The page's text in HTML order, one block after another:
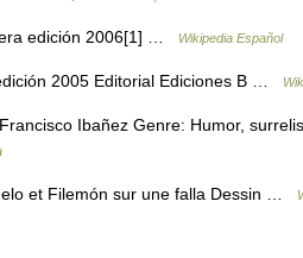
edición 2006[1] … Wikipedia Español
2005 Editorial Ediciones B …
Ibañez Genre: Humor,
et Filemón sur une falla Dessin …